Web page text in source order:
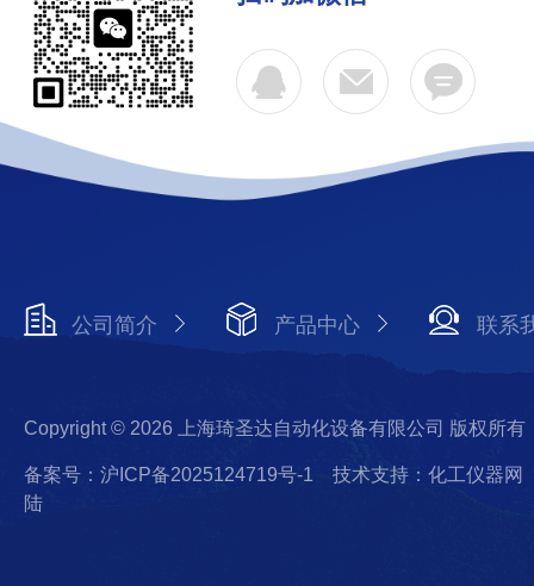
公司简介 产品中心 联系
Copyright © 2026 上海琦圣达自动化设备有限公司 版权所有
备案号：沪ICP备2025124719号-1
技术支持：化工仪器网
陆